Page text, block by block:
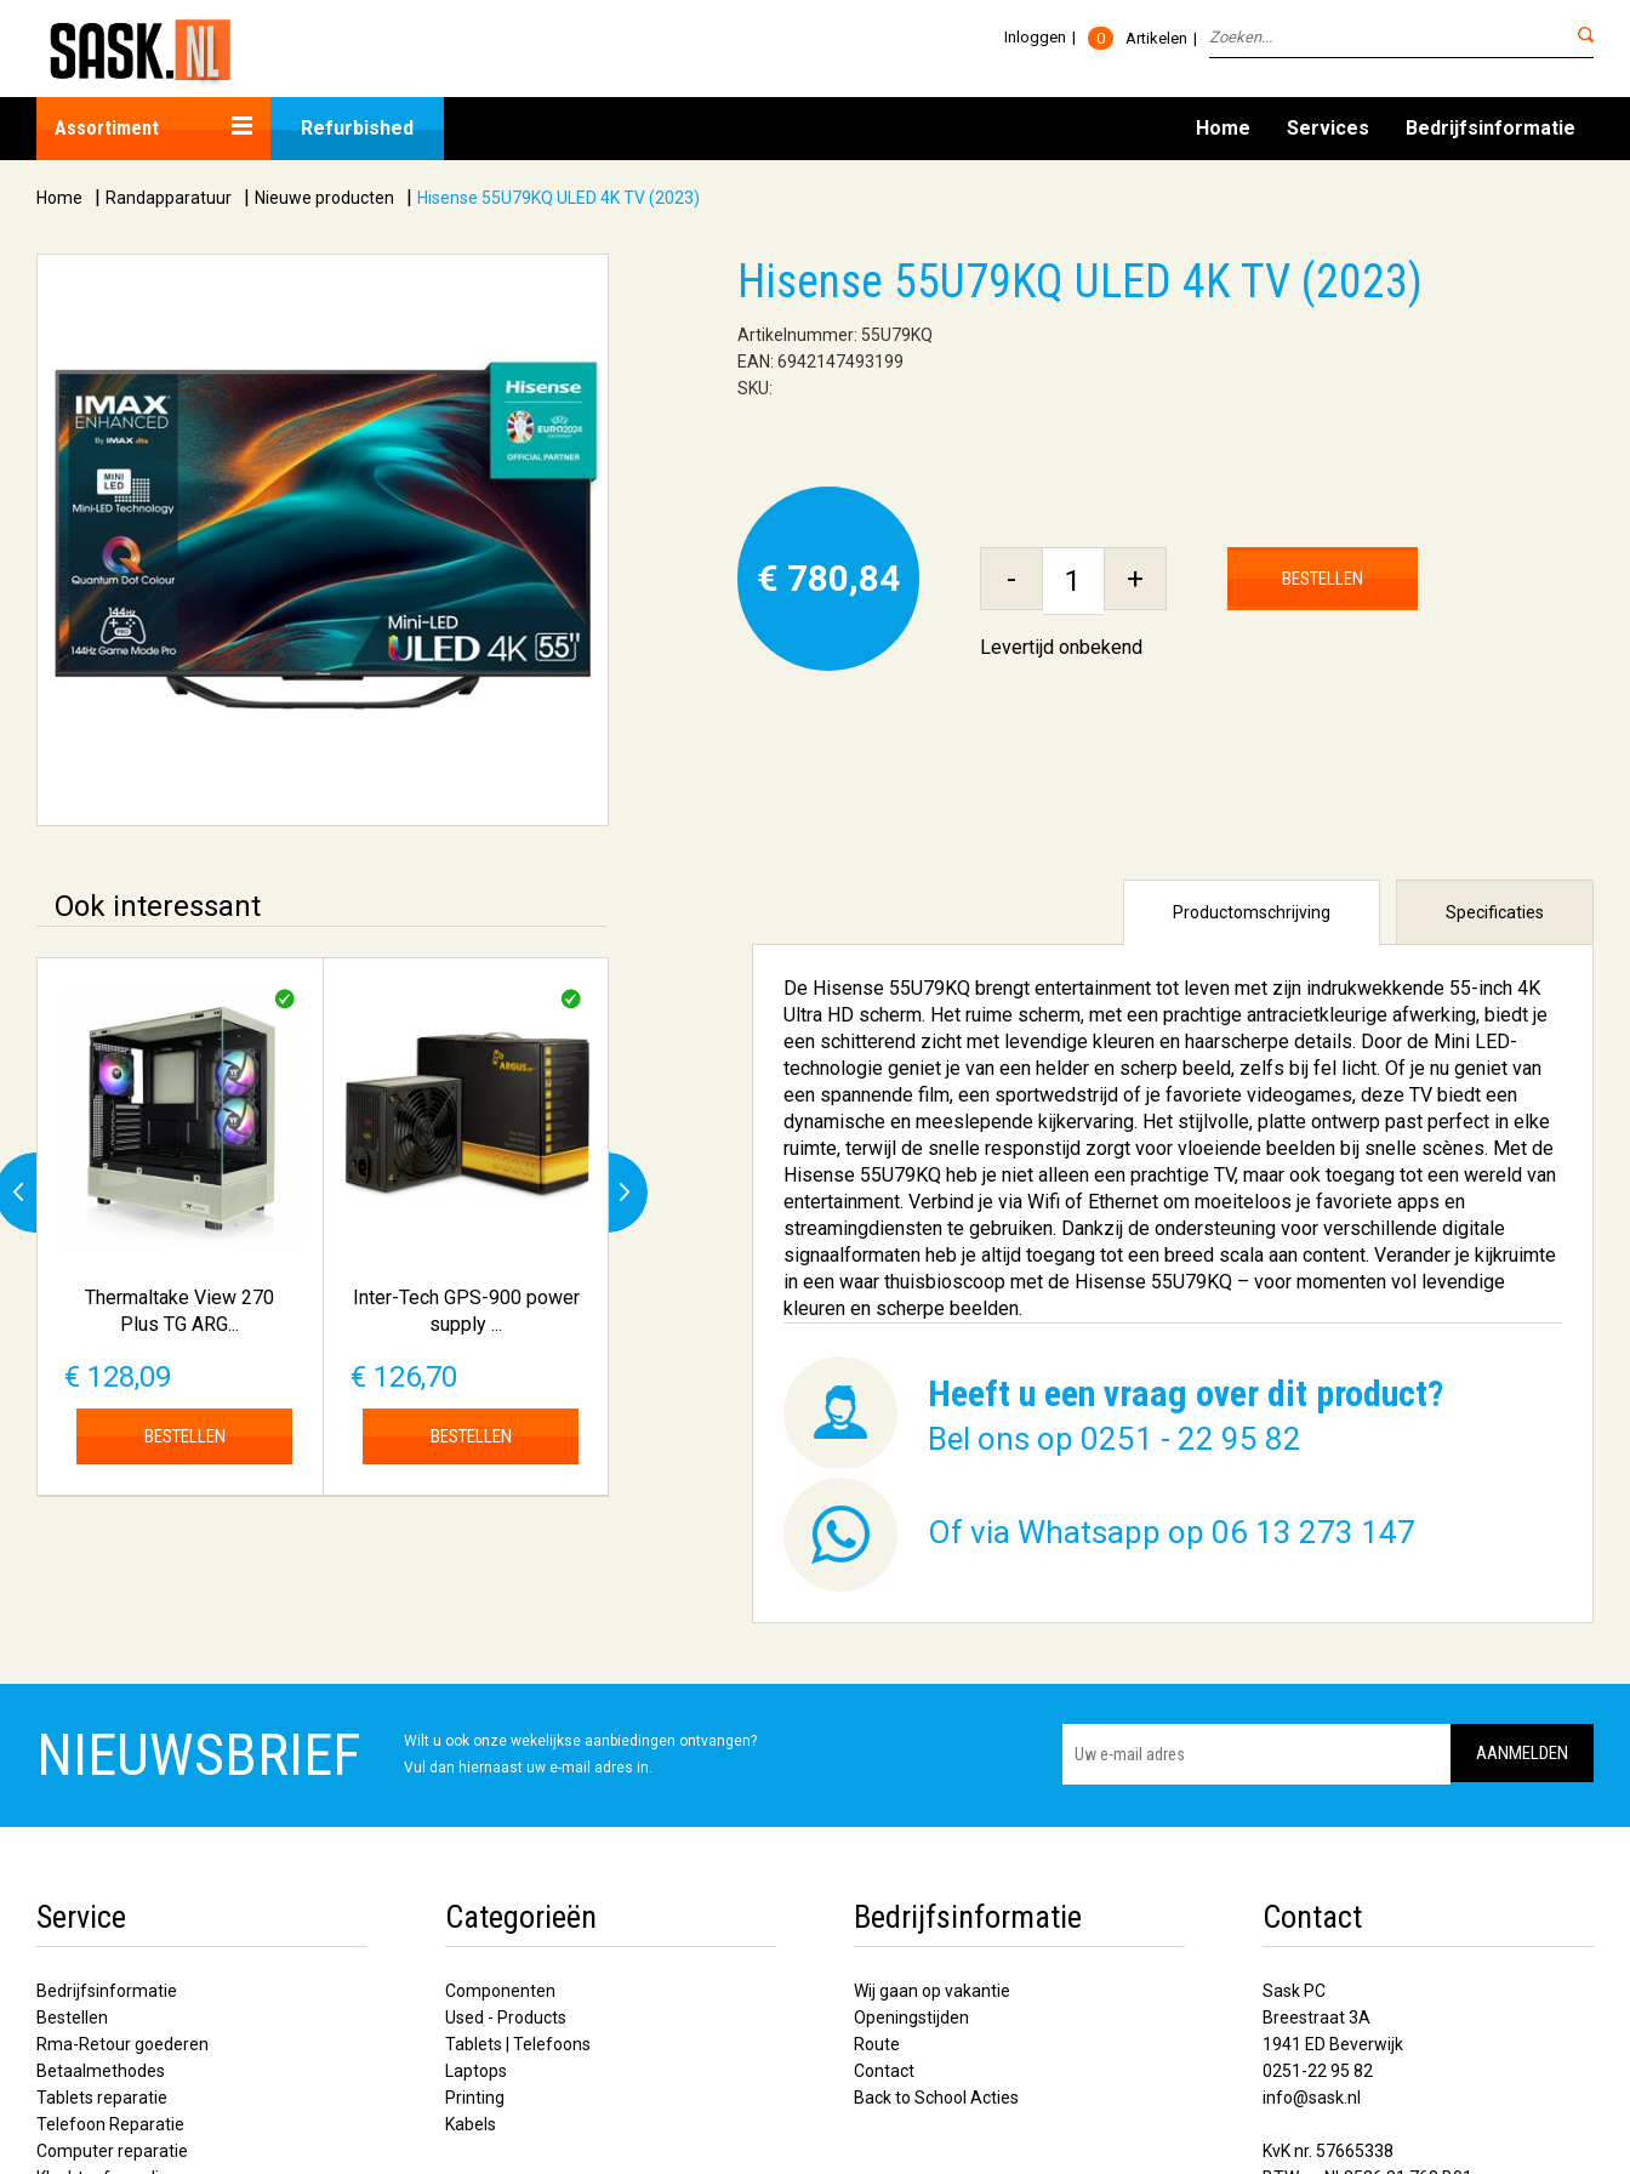
0 Artikelen
Inloggen
Assortiment Refurbished Home Services Bedrijfsinformatie
Home | Randapparatuur | Nieuwe producten | Hisense 55U79KQ ULED 4K TV (2023)
Hisense 55U79KQ ULED 4K TV (2023)
Artikelnummer: 55U79KQ
EAN: 6942147493199
SKU:
€ 780,84 - + BESTELLEN
Levertijd onbekend
Ook interessant
Thermaltake View 270
Plus TG ARG...
€ 128,09
BESTELLEN
Inter-Tech GPS-900 power
supply ...
€ 126,70
BESTELLEN
TP-Link Deco X50 (2-pack)
Dual-b...
CPU AMD Ryzen 5
7600X3D 4,70 GHz...
€ 567,14
BESTELLEN
SanDisk SDSSDE62P-
2T00-G25 exter...
€ 448,98
BESTELLEN
Productomschrijving Specificaties
De Hisense 55U79KQ brengt entertainment tot leven met zijn indrukwekkende 55-inch 4K
Ultra HD scherm. Het ruime scherm, met een prachtige antracietkleurige afwerking, biedt je
een schitterend zicht met levendige kleuren en haarscherpe details. Door de Mini LED-
technologie geniet je van een helder en scherp beeld, zelfs bij fel licht. Of je nu geniet van
een spannende film, een sportwedstrijd of je favoriete videogames, deze TV biedt een
dynamische en meeslepende kijkervaring. Het stijlvolle, platte ontwerp past perfect in elke
ruimte, terwijl de snelle responstijd zorgt voor vloeiende beelden bij snelle scènes. Met de
Hisense 55U79KQ heb je niet alleen een prachtige TV, maar ook toegang tot een wereld van
entertainment. Verbind je via Wifi of Ethernet om moeiteloos je favoriete apps en
streamingdiensten te gebruiken. Dankzij de ondersteuning voor verschillende digitale
signaalformaten heb je altijd toegang tot een breed scala aan content. Verander je kijkruimte
in een waar thuisbioscoop met de Hisense 55U79KQ – voor momenten vol levendige
kleuren en scherpe beelden.
Heeft u een vraag over dit product?
Bel ons op 0251 - 22 95 82
Of via Whatsapp op 06 13 273 147
NIEUWSBRIEF
Wilt u ook onze wekelijkse aanbiedingen ontvangen?
Vul dan hiernaast uw e-mail adres in.
Service
Bedrijfsinformatie
Bestellen
Rma-Retour goederen
Betaalmethodes
Tablets reparatie
Telefoon Reparatie
Computer reparatie
Categorieën
Componenten
Used - Products
Tablets | Telefoons
Laptops
Printing
Kabels
Bedrijfsinformatie
Wij gaan op vakantie
Openingstijden
Route
Contact
Back to School Acties
Contact
Sask PC
Breestraat 3A
1941 ED Beverwijk
0251-22 95 82
info@sask.nl
KvK nr. 57665338